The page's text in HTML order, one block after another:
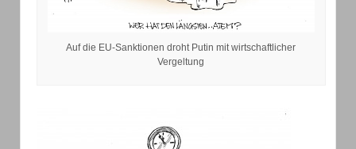
Auf die EU-Sanktionen droht Putin mit wirtschaftlicher
Vergeltung